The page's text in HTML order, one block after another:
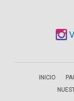
INICIO